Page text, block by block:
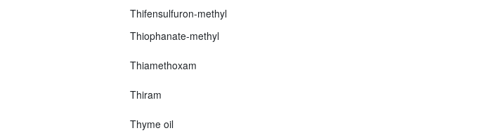
Thifensulfuron-methyl
Thiophanate-methyl
Thiamethoxam
Thiram
Thyme oil